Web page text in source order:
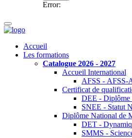
Error:
Accueil
Les formations
Catalogue 2026 - 2027
Accueil International
AFSS - AFSS-
Certificat de
DEE - Diplôme
SNEE - Statut
Diplôme National de
DET -
SMMS -